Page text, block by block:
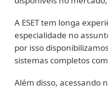
A ESET tem longa
especialidade no
por isso
sistemas completos
Além disso, acessando